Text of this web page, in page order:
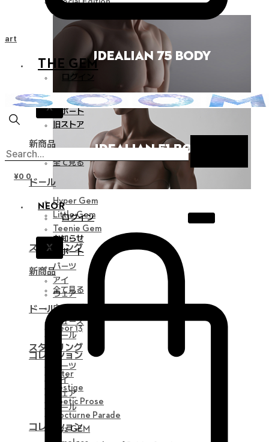
NEOR
ログイン
X
お知らせ
サポート
新商品
全て見る
ドール
Neor 13
スタイリング
パーツ
アイ
ウェア
ツール
コレクション
THE GEM
ログイン
X
お知らせ
サポート
旧ストア
新商品
全て見る
ドール
Hyper Gem
Little Gem
Teenie Gem
スタイリング
パーツ
アイ
ウェア
ウィッグ
シューズ
ツール
コレクション
Alter
Vestige
Poetic Prose
Nocturne Parade
Myz GEM
¥0 0